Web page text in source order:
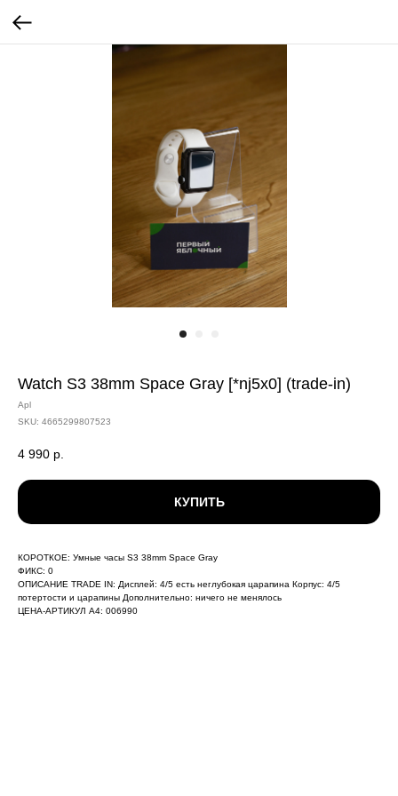
Watch S3 38mm Space Gray [*nj5x0] (trade-in)
Apl
SKU: 4665299807523
4 990 р.
КУПИТЬ
КОРОТКОЕ: Умные часы S3 38mm Space Gray
ФИКС: 0
ОПИСАНИЕ TRADE IN: Дисплей: 4/5 есть неглубокая царапина Корпус: 4/5
потертости и царапины Дополнительно: ничего не менялось
ЦЕНА-АРТИКУЛ А4: 006990